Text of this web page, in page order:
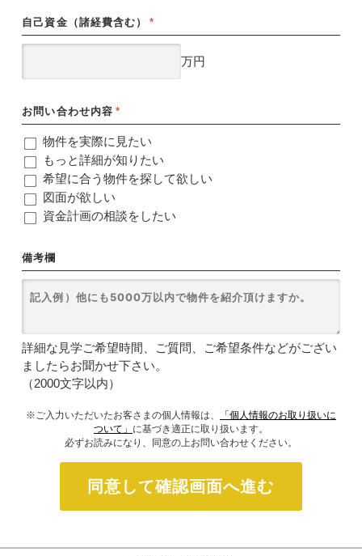
自己資金（諸経費含む） *
万円
お問い合わせ内容 *
物件を実際に見たい
もっと詳細が知りたい
希望に合う物件を探して欲しい
図面が欲しい
資金計画の相談をしたい
備考欄
詳細な見学ご希望時間、ご質問、ご希望条件などがござい
ましたらお聞かせ下さい。
（2000文字以内）
※ご入力いただいたお客さまの個人情報は、
「個人情報のお取り扱いに
ついて」 に基づき適正に取り扱います。
必ずお読みになり、同意の上お問い合わせください。
同意して確認画面へ進む